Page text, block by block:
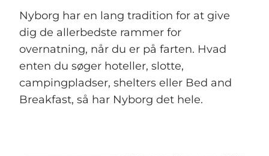
Book & køb
Nyborg har en lang tradition for at give
dig de allerbedste rammer for
overnatning, når du er på farten. Hvad
enten du søger hoteller, slotte,
campingpladser, shelters eller Bed and
Breakfast, så har Nyborg det hele.